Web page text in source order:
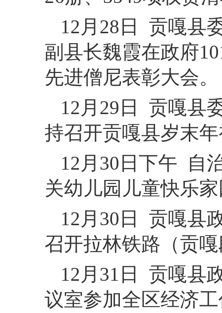
12月28日 贡嘎县
副县长魏霞在政府
先进僧尼表彰大会。
12月29日 贡嘎县
持召开贡嘎县岁末
12月30日下午 自
关幼儿园儿童快乐
12月30日 贡嘎县
召开拉林铁路（贡
12月31日 贡嘎县
议室参加全区经济